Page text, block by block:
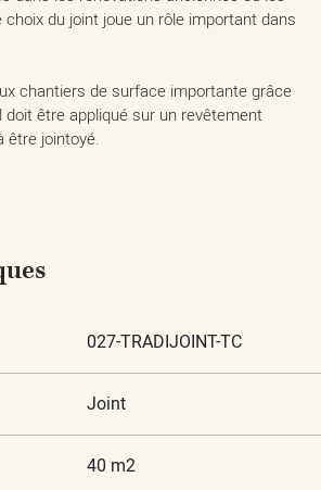
du joint joue un rôle important dans
chantiers de surface importante grâce
être appliqué sur un revêtement
être jointoyé.
027-TRADIJOINT-TC
Joint
40 m2